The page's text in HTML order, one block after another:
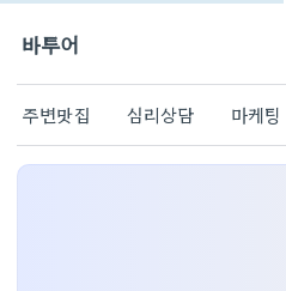
바투어
주변맛집 심리상담 마케팅